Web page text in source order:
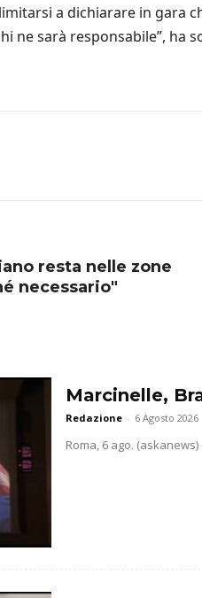
limitarsi a dichiarare in
ne sarà responsabile”, ha
resta nelle zone
necessario"
Marcinelle,
Redazione - 6 Agosto 2026
Roma, 6 ago.